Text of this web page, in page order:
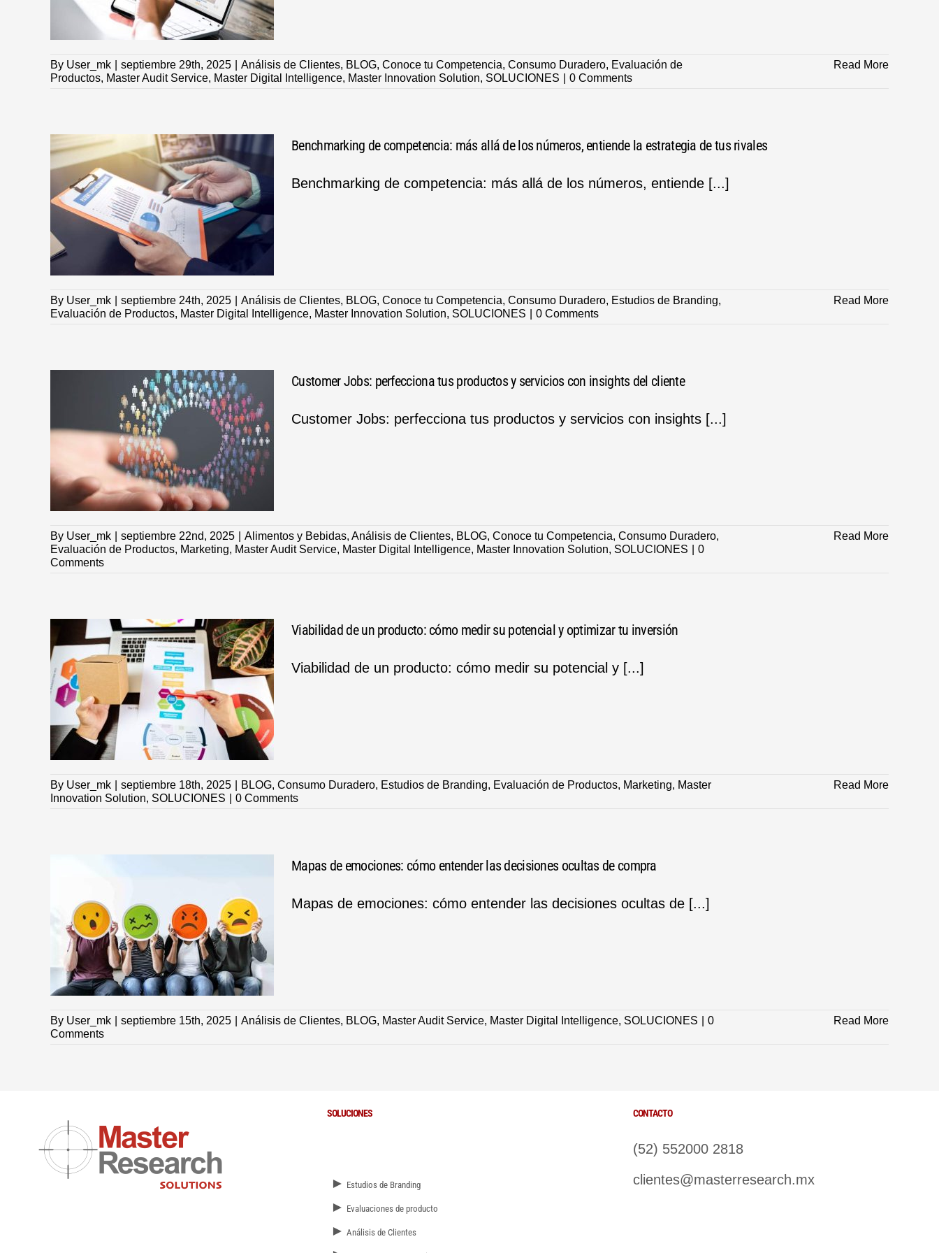
By User_mk septiembre 29th, 2025 Análisis de Clientes, BLOG, Conoce tu Competencia, Consumo Duradero, Evaluación de
Productos, Master Audit Service, Master Digital Intelligence, Master Innovation Solution, SOLUCIONES 0 Comments
Read More
Benchmarking de competencia: más allá de los números, entiende la estrategia de tus rivales
Benchmarking de competencia: más allá de los números, entiende [...]
By User_mk septiembre 24th, 2025 Análisis de Clientes, BLOG, Conoce tu Competencia, Consumo Duradero, Estudios de Branding,
Evaluación de Productos, Master Digital Intelligence, Master Innovation Solution, SOLUCIONES 0 Comments
Read More
Customer Jobs: perfecciona tus productos y servicios con insights del cliente
Customer Jobs: perfecciona tus productos y servicios con insights [...]
By User_mk septiembre 22nd, 2025 Alimentos y Bebidas, Análisis de Clientes, BLOG, Conoce tu Competencia, Consumo Duradero,
Evaluación de Productos, Marketing, Master Audit Service, Master Digital Intelligence, Master Innovation Solution, SOLUCIONES
0
Comments
Read More
Viabilidad de un producto: cómo medir su potencial y optimizar tu inversión
Viabilidad de un producto: cómo medir su potencial y [...]
By User_mk septiembre 18th, 2025 BLOG, Consumo Duradero, Estudios de Branding, Evaluación de Productos, Marketing, Master
Innovation Solution, SOLUCIONES 0 Comments
Read More
Mapas de emociones: cómo entender las decisiones ocultas de compra
Mapas de emociones: cómo entender las decisiones ocultas de [...]
By User_mk septiembre 15th, 2025 Análisis de Clientes, BLOG, Master Audit Service, Master Digital Intelligence, SOLUCIONES
0
Comments
Read More
SOLUCIONES
► Estudios de Branding
► Evaluaciones de producto
► Análisis de Clientes
CONTACTO
(52) 552000 2818
clientes@masterresearch.mx